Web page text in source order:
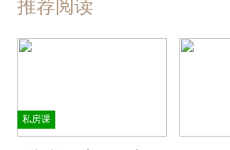
推荐阅读
私房课